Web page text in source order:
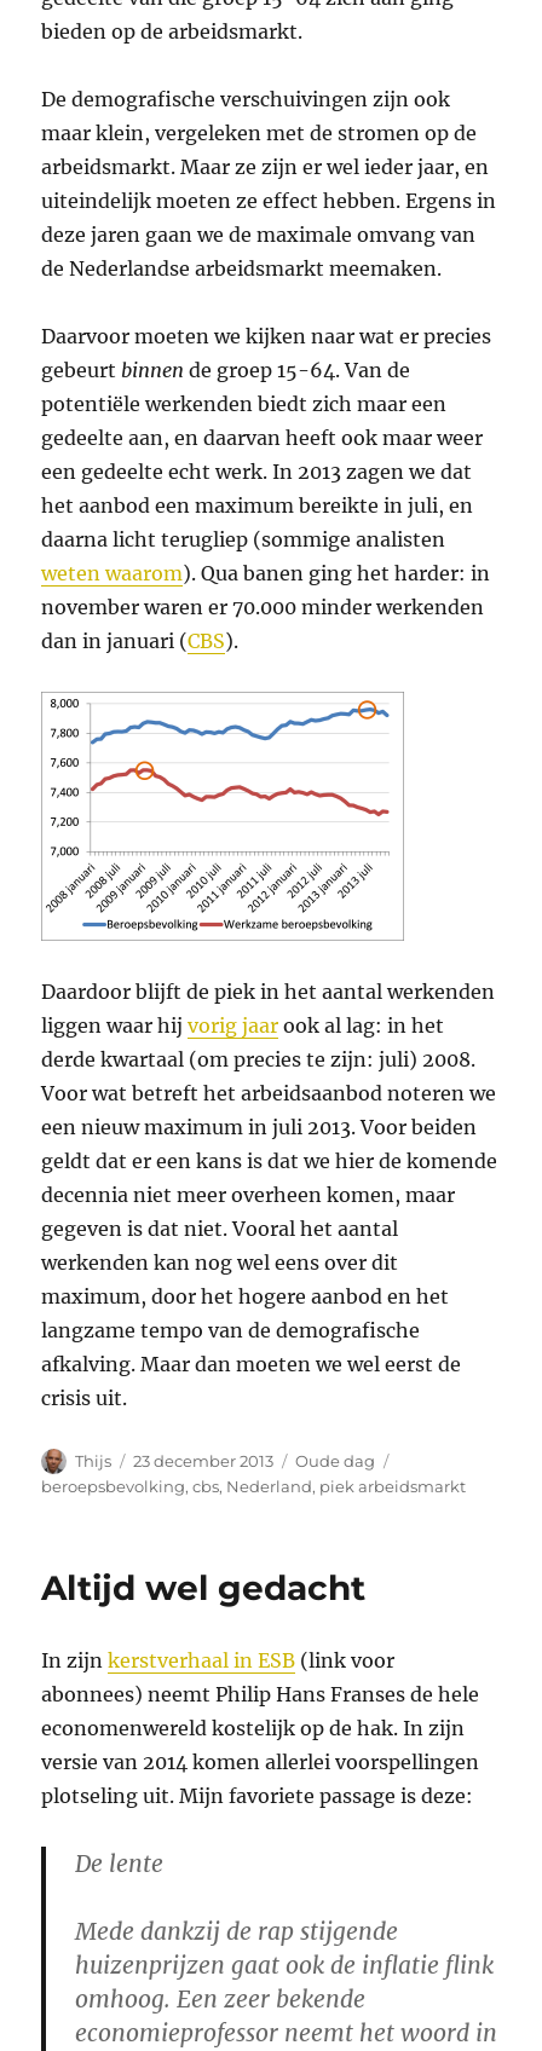
bieden op de arbeidsmarkt.
De demografische verschuivingen zijn ook
maar klein, vergeleken met de stromen op de
arbeidsmarkt. Maar ze zijn er wel ieder jaar, en
uiteindelijk moeten ze effect hebben. Ergens in
deze jaren gaan we de maximale omvang van
de Nederlandse arbeidsmarkt meemaken.
Daarvoor moeten we kijken naar wat er precies
gebeurt binnen de groep 15-64. Van de
potentiële werkenden biedt zich maar een
gedeelte aan, en daarvan heeft ook maar weer
een gedeelte echt werk. In 2013 zagen we dat
het aanbod een maximum bereikte in juli, en
daarna licht terugliep (sommige analisten
weten waarom). Qua banen ging het harder: in
november waren er 70.000 minder werkenden
dan in januari (CBS).
Daardoor blijft de piek in het aantal werkenden
liggen waar hijvorig jaar ook al lag: in het
derde kwartaal (om precies te zijn: juli) 2008.
Voor wat betreft het arbeidsaanbod noteren we
een nieuw maximum in juli 2013. Voor beiden
geldt dat er een kans is dat we hier de komende
decennia niet meer overheen komen, maar
gegeven is dat niet. Vooral het aantal
werkenden kan nog wel eens over dit
maximum, door het hogere aanbod en het
langzame tempo van de demografische
afkalving. Maar dan moeten we wel eerst de
crisis uit.
Auteur
Thijs
Geplaatst
op
23 december 2013 Categorieën
Oude dag
beroepsbevolking,cbs, Nederland, piek arbeidsmarkt
Altijd wel gedacht
In zijnkerstverhaal in ESB (link voor
abonnees) neemt Philip Hans Franses de hele
economenwereld kostelijk op de hak. In zijn
versie van 2014 komen allerlei voorspellingen
plotseling uit. Mijn favoriete passage is deze:
De lente
Mede dankzij de rap stijgende
huizenprijzen gaat ook de inflatie flink
omhoog. Een zeer bekende
economieprofessor neemt het woord in